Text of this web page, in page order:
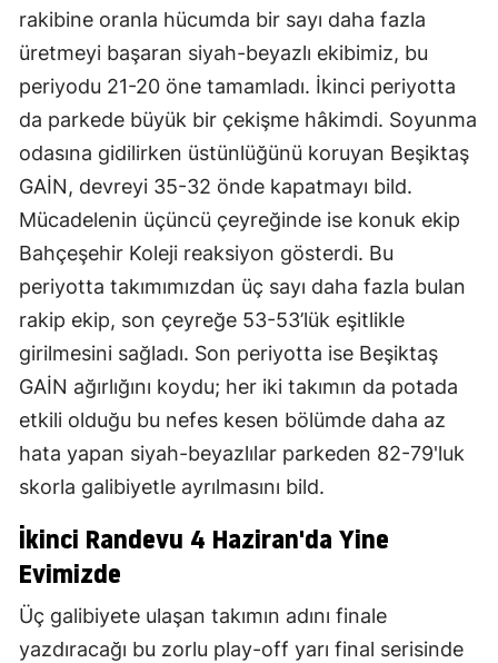
rakibine oranla hücumda bir sayı daha fazla
üretmeyi başaran siyah-beyazlı ekibimiz, bu
periyodu 21-20 öne tamamladı. İkinci periyotta
da parkede büyük bir çekişme hâkimdi. Soyunma
odasına gidilirken üstünlüğünü koruyan Beşiktaş
GAİN, devreyi 35-32 önde kapatmayı bild.
Mücadelenin üçüncü çeyreğinde ise konuk ekip
Bahçeşehir Koleji reaksiyon gösterdi. Bu
periyotta takımımızdan üç sayı daha fazla bulan
rakip ekip, son çeyreğe 53-53’lük eşitlikle
girilmesini sağladı. Son periyotta ise Beşiktaş
GAİN ağırlığını koydu; her iki takımın da potada
etkili olduğu bu nefes kesen bölümde daha az
hata yapan siyah-beyazlılar parkeden 82-79'luk
skorla galibiyetle ayrılmasını bild.
İkinci Randevu 4 Haziran'da Yine
Evimizde
Üç galibiyete ulaşan takımın adını finale
yazdıracağı bu zorlu play-off yarı final serisinde